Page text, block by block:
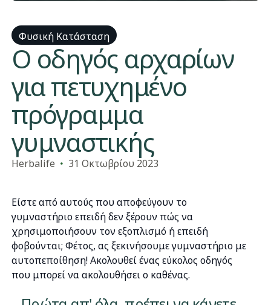
Φυσική Κατάσταση
Ο οδηγός αρχαρίων
για πετυχημένο
πρόγραμμα
γυμναστικής
Herbalife 31 Οκτωβρίου 2023
Είστε από αυτούς που αποφεύγουν το
γυμναστήριο επειδή δεν ξέρουν πώς να
χρησιμοποιήσουν τον εξοπλισμό ή επειδή
φοβούνται; Φέτος, ας ξεκινήσουμε γυμναστήριο με
αυτοπεποίθηση! Ακολουθεί ένας εύκολος οδηγός
που μπορεί να ακολουθήσει ο καθένας.